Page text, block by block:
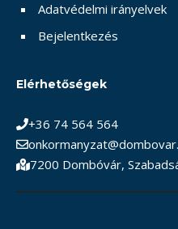
Adatvédelmi irányelvek
Bejelentkezés
Elérhetőségek
+36 74 564 564
7200 Dombóvár,